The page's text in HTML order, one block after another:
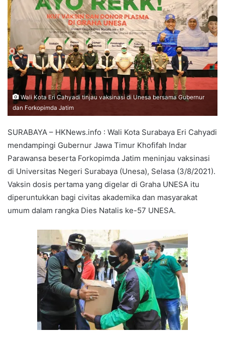
Wali Kota Eri Cahyadi tinjau vaksinasi di Unesa bersama Gubernur
dan Forkopimda Jatim
SURABAYA – HKNews.info : Wali Kota Surabaya Eri Cahyadi
mendampingi Gubernur Jawa Timur Khofifah Indar
Parawansa beserta Forkopimda Jatim meninjau vaksinasi
di Universitas Negeri Surabaya (Unesa), Selasa (3/8/2021).
Vaksin dosis pertama yang digelar di Graha UNESA itu
diperuntukkan bagi civitas akademika dan masyarakat
umum dalam rangka Dies Natalis ke-57 UNESA.